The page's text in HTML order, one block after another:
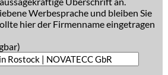
Werbesprache und bleiben Sie
hier der Firmenname eingetragen